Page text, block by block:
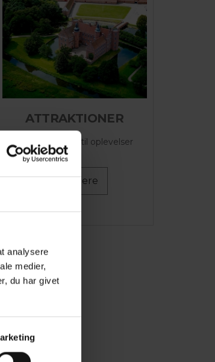
analysere
medier,
du har givet
ATTRAKTIONER
Find inspiration til oplevelser
Læs mere